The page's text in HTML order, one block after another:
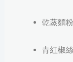
乾蒸麵
青紅椒